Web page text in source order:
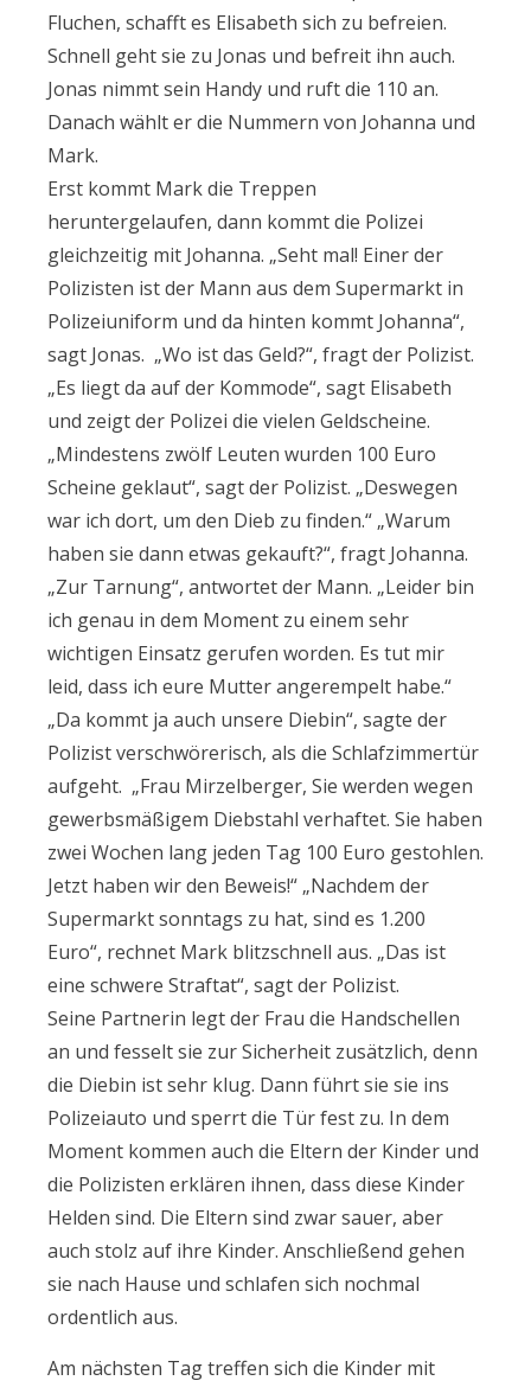
Fluchen, schafft es Elisabeth sich zu befreien.
Schnell geht sie zu Jonas und befreit ihn auch.
Jonas nimmt sein Handy und ruft die 110 an.
Danach wählt er die Nummern von Johanna und
Mark.
Erst kommt Mark die Treppen
heruntergelaufen, dann kommt die Polizei
gleichzeitig mit Johanna. „Seht mal! Einer der
Polizisten ist der Mann aus dem Supermarkt in
Polizeiuniform und da hinten kommt Johanna“,
sagt Jonas. „Wo ist das Geld?“, fragt der Polizist.
„Es liegt da auf der Kommode“, sagt Elisabeth
und zeigt der Polizei die vielen Geldscheine.
„Mindestens zwölf Leuten wurden 100 Euro
Scheine geklaut“, sagt der Polizist. „Deswegen
war ich dort, um den Dieb zu finden.“ „Warum
haben sie dann etwas gekauft?“, fragt Johanna.
„Zur Tarnung“, antwortet der Mann. „Leider bin
ich genau in dem Moment zu einem sehr
wichtigen Einsatz gerufen worden. Es tut mir
leid, dass ich eure Mutter angerempelt habe.“
„Da kommt ja auch unsere Diebin“, sagte der
Polizist verschwörerisch, als die Schlafzimmertür
aufgeht. „Frau Mirzelberger, Sie werden wegen
gewerbsmäßigem Diebstahl verhaftet. Sie haben
zwei Wochen lang jeden Tag 100 Euro gestohlen.
Jetzt haben wir den Beweis!“ „Nachdem der
Supermarkt sonntags zu hat, sind es 1.200
Euro“, rechnet Mark blitzschnell aus. „Das ist
eine schwere Straftat“, sagt der Polizist.
Seine Partnerin legt der Frau die Handschellen
an und fesselt sie zur Sicherheit zusätzlich, denn
die Diebin ist sehr klug. Dann führt sie sie ins
Polizeiauto und sperrt die Tür fest zu. In dem
Moment kommen auch die Eltern der Kinder und
die Polizisten erklären ihnen, dass diese Kinder
Helden sind. Die Eltern sind zwar sauer, aber
auch stolz auf ihre Kinder. Anschließend gehen
sie nach Hause und schlafen sich nochmal
ordentlich aus.
Am nächsten Tag treffen sich die Kinder mit